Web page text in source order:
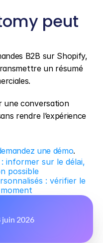
peut
B2B sur Shopify,
un résumé
une conversation
rendre l’expérience
une démo.
informer sur le délai,
possible
: vérifier le
juin 2026